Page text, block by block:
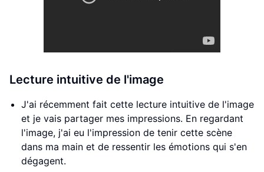
Lecture intuitive de l'image
J'ai récemment fait cette lecture intuitive de l'image
et je vais partager mes impressions. En regardant
l'image, j'ai eu l'impression de tenir cette scène
dans ma main et de ressentir les émotions qui s'en
dégagent.